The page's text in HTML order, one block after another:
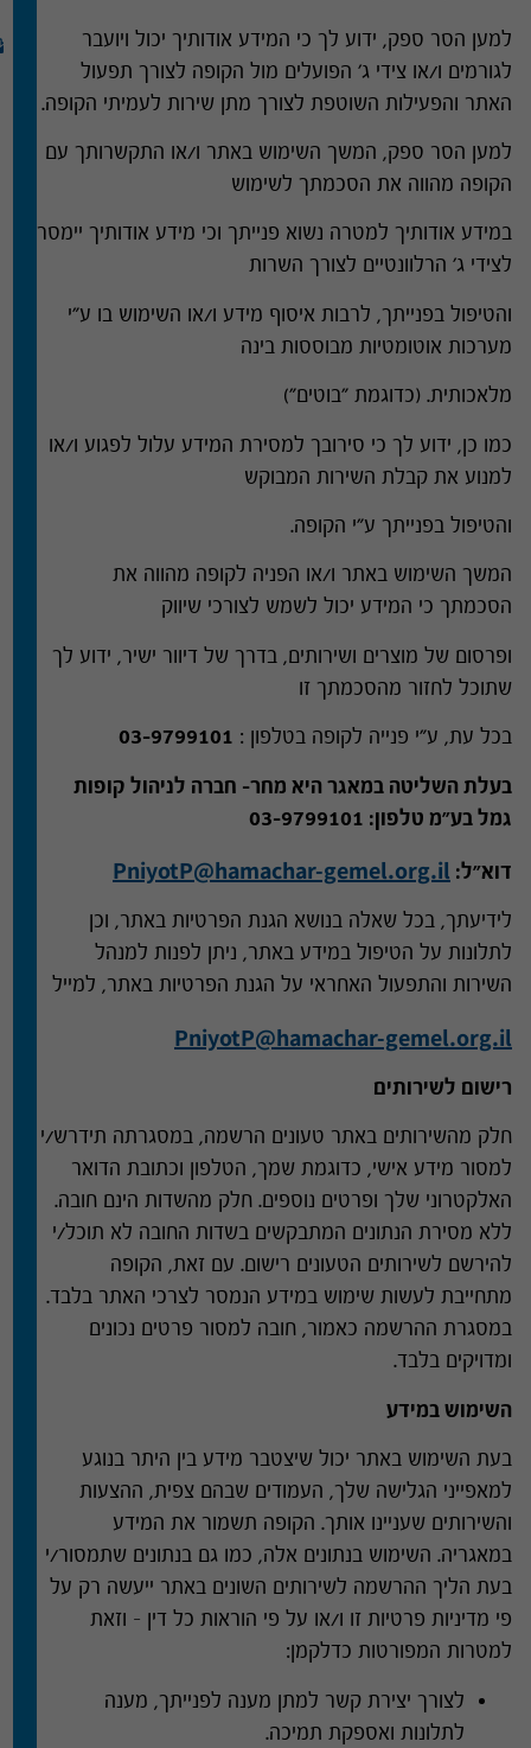
למען הסר ספק, ידוע לך כי המידע אודותיך יכול ויועבר
לגורמים ו/או צידי ג' הפועלים מול הקופה לצורך תפעול
האתר והפעילות השוטפת לצורך מתן שירות לעמיתי הקופה.
למען הסר ספק, המשך השימוש באתר ו/או התקשרותך עם
הקופה מהווה את הסכמתך לשימוש
במידע אודותיך למטרה נשוא פנייתך וכי מידע אודותיך יימסר
לצידי ג׳ הרלוונטיים לצורך השרות
והטיפול בפנייתך, לרבות איסוף מידע ו/או השימוש בו ע"י
מערכות אוטומטיות מבוססות בינה
מלאכותית. (כדוגמת "בוטים")
כמו כן, ידוע לך כי סירובך למסירת המידע עלול לפגוע ו/או
למנוע את קבלת השירות המבוקש
והטיפול בפנייתך ע"י הקופה.
המשך השימוש באתר ו/או הפניה לקופה מהווה את
הסכמתך כי המידע יכול לשמש לצורכי שיווק
ופרסום של מוצרים ושירותים, בדרך של דיוור ישיר, ידוע לך
שתוכל לחזור מהסכמתך זו
בכל עת, ע"י פנייה לקופה בטלפון :
03-9799101
בעלת השליטה במאגר היא מחר– חברה לניהול קופות
גמל בע"מ טלפון:
03-9799101
דוא"ל:
PniyotP@hamachar-gemel.org.il
לידיעתך, בכל שאלה בנושא הגנת הפרטיות באתר, וכן
לתלונות על הטיפול במידע באתר, ניתן לפנות למנהל
השירות והתפעול האחראי על הגנת הפרטיות באתר, למייל
PniyotP@hamachar-gemel.org.il
רישום לשירותים
חלק מהשירותים באתר טעונים הרשמה, במסגרתה תידרש/י
למסור מידע אישי, כדוגמת שמך, הטלפון וכתובת הדואר
האלקטרוני שלך ופרטים נוספים. חלק מהשדות הינם חובה.
ללא מסירת הנתונים המתבקשים בשדות החובה לא תוכל/י
להירשם לשירותים הטעונים רישום. עם זאת, הקופה
מתחייבת לעשות שימוש במידע הנמסר לצרכי האתר בלבד.
במסגרת ההרשמה כאמור, חובה למסור פרטים נכונים
ומדויקים בלבד.
השימוש במידע
בעת השימוש באתר יכול שיצטבר מידע בין היתר בנוגע
למאפייני הגלישה שלך, העמודים שבהם צפית, ההצעות
והשירותים שעניינו אותך. הקופה תשמור את המידע
במאגריה. השימוש בנתונים אלה, כמו גם בנתונים שתמסור/י
בעת הליך ההרשמה לשירותים השונים באתר ייעשה רק על
פי מדיניות פרטיות זו ו/או על פי הוראות כל דין – וזאת
למטרות המפורטות כדלקמן:
לצורך יצירת קשר למתן מענה לפנייתך, מענה
לתלונות ואספקת תמיכה.